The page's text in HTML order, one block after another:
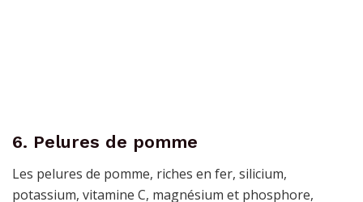
6. Pelures de pomme
Les pelures de pomme, riches en fer, silicium,
potassium, vitamine C, magnésium et phosphore,